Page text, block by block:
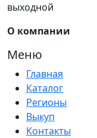
выходной
О компании
Меню
Главная
Каталог
Регионы
Выкуп
Контакты